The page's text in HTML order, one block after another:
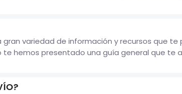
variedad de información y recursos que
hemos presentado una guía general que te